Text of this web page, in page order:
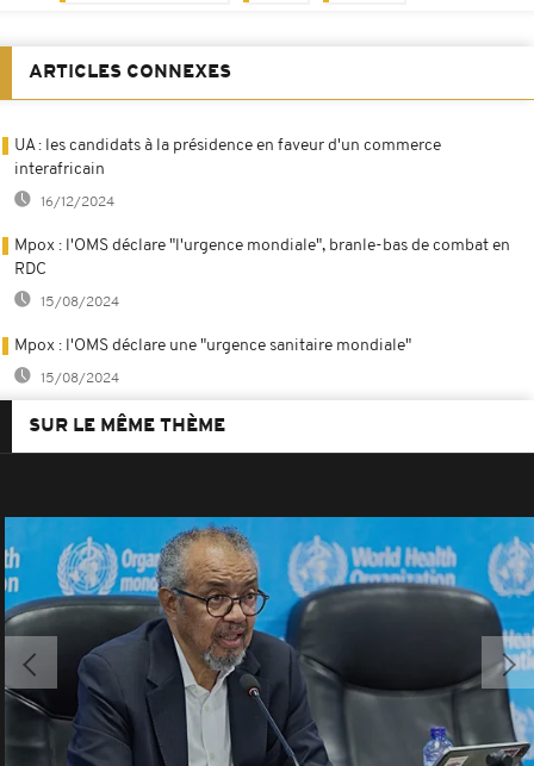
ARTICLES CONNEXES
UA : les candidats à la présidence en faveur d'un commerce
interafricain
16/12/2024
Mpox : l'OMS déclare "l'urgence mondiale", branle-bas de combat en
RDC
15/08/2024
Mpox : l'OMS déclare une "urgence sanitaire mondiale"
15/08/2024
SUR LE MÊME THÈME